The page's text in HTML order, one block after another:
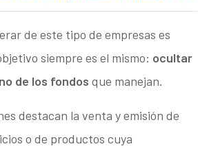
de este tipo de empresas es
siempre es el mismo: ocultar
de los fondos que manejan.
destacan la venta y emisión de
o de productos cuya